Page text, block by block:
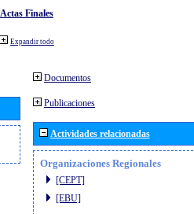
Actas Finales
Expandir todo
Documentos
Publicaciones
Actividades relacionadas
Organizaciones Regionales
[CEPT]
[EBU]